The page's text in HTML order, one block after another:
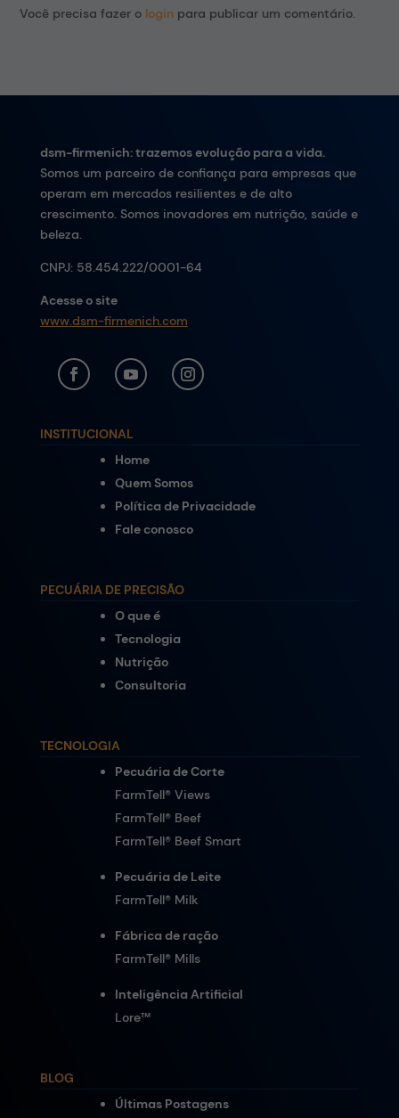
Você precisa fazer o login para publicar um comentário.
dsm-firmenich: trazemos evolução para a vida.
Somos um parceiro de confiança para empresas que
operam em mercados resilientes e de alto
crescimento. Somos inovadores em nutrição, saúde e
beleza.
CNPJ: 58.454.222/0001-64
Acesse o site
www.dsm-firmenich.com
INSTITUCIONAL
Home
Quem Somos
Política de Privacidade
Fale conosco
PECUÁRIA DE PRECISÃO
O que é
Tecnologia
Nutrição
Consultoria
TECNOLOGIA
Pecuária de Corte
FarmTell® Views
FarmTell® Beef
FarmTell® Beef Smart
Pecuária de Leite
FarmTell® Milk
Fábrica de ração
FarmTell® Mills
Inteligência Artificial
Lore™
BLOG
Últimas Postagens